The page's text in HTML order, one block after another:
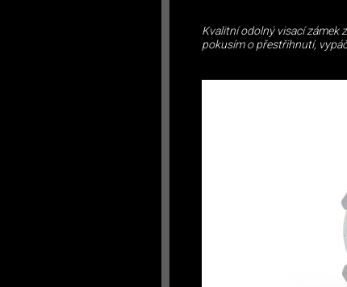
Kvalitní odolný visací zámek
pokusím o přestřihnutí,